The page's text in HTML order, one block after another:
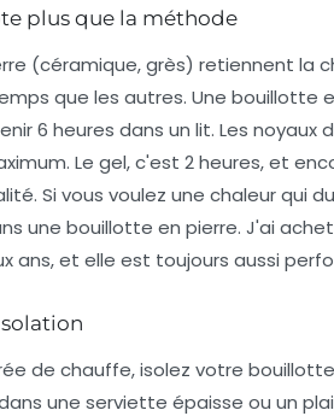
plus que la méthode
(céramique, grès) retiennent la
que les autres. Une bouillotte
6 heures dans un lit. Les noyaux
Le gel, c'est 2 heures, et
Si vous voulez une chaleur qui
une bouillotte en pierre. J'ai
ans, et elle est toujours aussi
de chauffe, isolez votre
une serviette épaisse ou un